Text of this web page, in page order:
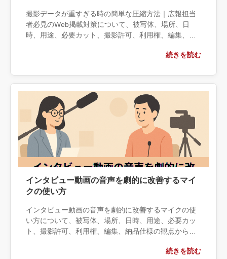
撮影データが重すぎる時の簡単な圧縮方法｜広報担当
者必見のWeb掲載対策について、被写体、場所、日
時、用途、必要カット、撮影許可、利用権、編集、納
社で対応できる範囲と外部へ相談する条件、相談前に
に解説します。
続きを読む
インタビュー動画の音声を劇的に改善するマイ
クの使い方
インタビュー動画の音声を劇的に改善するマイクの使
い方について、被写体、場所、日時、用途、必要カッ
ト、撮影許可、利用権、編集、納品仕様の観点から実
と外部へ相談する条件、相談前に用意する情報、依頼
続きを読む